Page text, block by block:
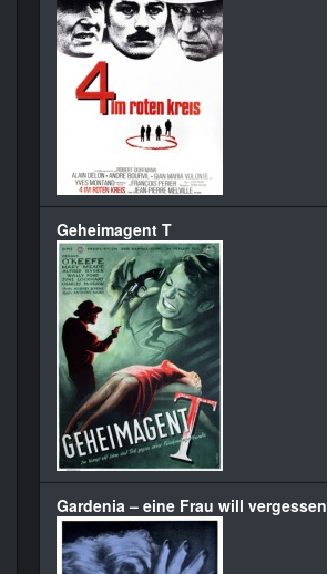
Geheimagent T
Gardenia – eine Frau will vergessen